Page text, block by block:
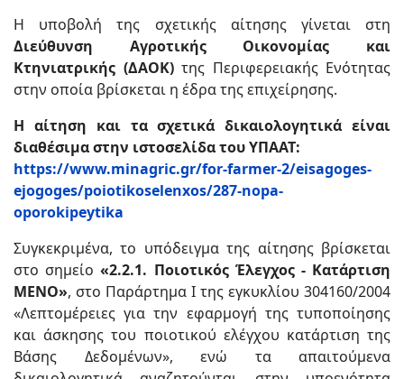
Η υποβολή της σχετικής αίτησης γίνεται στη
Διεύθυνση Αγροτικής Οικονομίας και
Κτηνιατρικής (ΔΑΟΚ)της Περιφερειακής Ενότητας
στην οποία βρίσκεται η έδρα της επιχείρησης.
Η αίτηση και τα σχετικά δικαιολογητικά είναι
διαθέσιμα στην ιστοσελίδα του ΥΠΑΑΤ:
https://www.minagric.gr/for-farmer-2/eisagoges-
ejogoges/poiotikoselenxos/287-nopa-
oporokipeytika
Συγκεκριμένα, το υπόδειγμα της αίτησης βρίσκεται
στο σημείο«2.2.1. Ποιοτικός Έλεγχος - Κατάρτιση
ΜΕΝΟ», στο Παράρτημα Ι της εγκυκλίου 304160/2004
«Λεπτομέρειες για την εφαρμογή της τυποποίησης
και άσκησης του ποιοτικού ελέγχου κατάρτιση της
Βάσης Δεδομένων», ενώ τα απαιτούμενα